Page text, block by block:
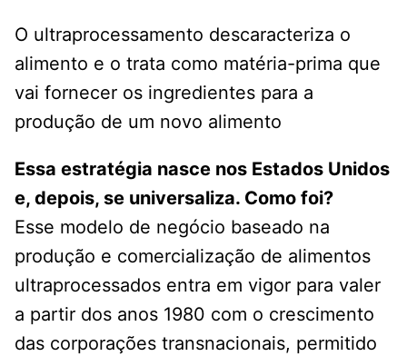
O ultraprocessamento descaracteriza o
alimento e o trata como matéria-prima que
vai fornecer os ingredientes para a
produção de um novo alimento
Essa estratégia nasce nos Estados Unidos
e, depois, se universaliza. Como foi?
Esse modelo de negócio baseado na
produção e comercialização de alimentos
ultraprocessados entra em vigor para valer
a partir dos anos 1980 com o crescimento
das corporações transnacionais, permitido